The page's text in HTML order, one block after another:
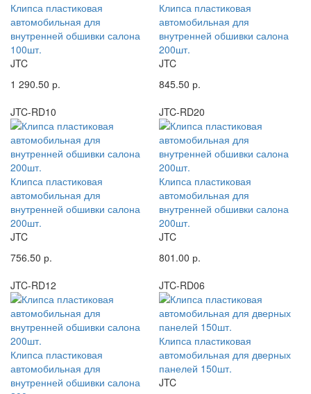
Клипса пластиковая
автомобильная для
внутренней обшивки салона
100шт.
JTC
1 290.50 р.
Клипса пластиковая
автомобильная для
внутренней обшивки салона
200шт.
JTC
845.50 р.
JTC-RD10
Клипса пластиковая
автомобильная для
внутренней обшивки салона
200шт.
JTC
756.50 р.
JTC-RD20
Клипса пластиковая
автомобильная для
внутренней обшивки салона
200шт.
JTC
801.00 р.
JTC-RD12
Клипса пластиковая
автомобильная для
внутренней обшивки салона
JTC-RD06
Клипса пластиковая
автомобильная для дверных
панелей 150шт.
JTC